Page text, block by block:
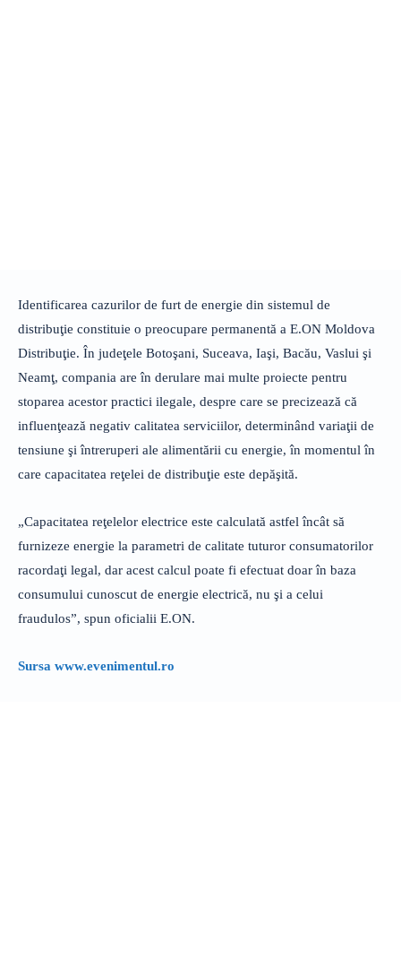
Identificarea cazurilor de furt de energie din sistemul de
distribuţie constituie o preocupare permanentă a E.ON Moldova
Distribuţie. În judeţele Botoşani, Suceava, Iaşi, Bacău, Vaslui şi
Neamţ, compania are în derulare mai multe proiecte pentru
stoparea acestor practici ilegale, despre care se precizează că
influenţează negativ calitatea serviciilor, determinând variaţii de
tensiune şi întreruperi ale alimentării cu energie, în momentul în
care capacitatea reţelei de distribuţie este depăşită.
„Capacitatea reţelelor electrice este calculată astfel încât să
furnizeze energie la parametri de calitate tuturor consumatorilor
racordaţi legal, dar acest calcul poate fi efectuat doar în baza
consumului cunoscut de energie electrică, nu şi a celui
fraudulos”, spun oficialii E.ON.
Sursa www.evenimentul.ro